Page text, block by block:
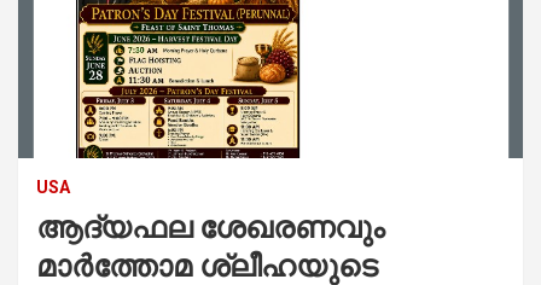
USA
ആദ്യഫല ശേഖരണവും
മാർത്തോമ ശ്ലീഹയുടെ